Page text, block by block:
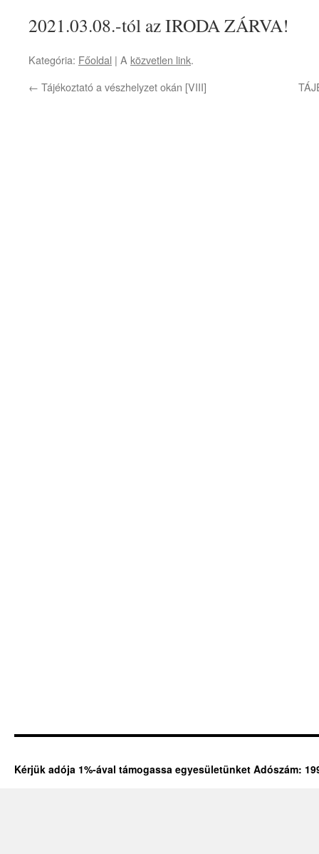
2021.03.08.-tól az IRODA ZÁRVA!
Kategória: Főoldal | A közvetlen link.
← Tájékoztató a vészhelyzet okán [VIII]
Kérjük adója 1%-ával támogassa egyesületünket Adószám: